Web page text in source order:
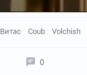
Витас Coub Volchish
0